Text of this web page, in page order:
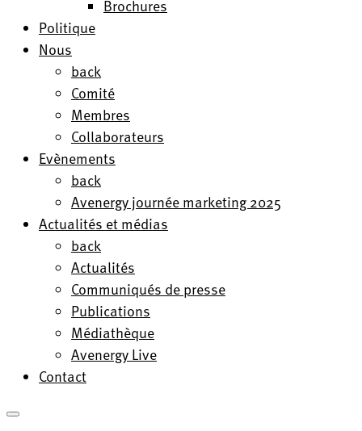
Brochures
Politique
Nous
back
Comité
Membres
Collaborateurs
Evènements
back
Avenergy journée marketing 2025
Actualités et médias
back
Actualités
Communiqués de presse
Publications
Médiathèque
Avenergy Live
Contact